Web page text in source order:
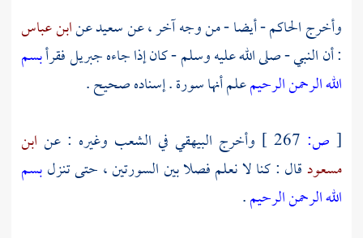
وأخرج الحاكم - أيضا - من وجه آخر ، عنسعيدعنابن عباس
: أن النبي - صلى الله عليه وسلم - كان إذا جاءهجبريلفقرأبسم
الله الرحمن الرحيمعلم أنها سورة . إسناده صحيح .
[ ص: وأخرج البيهقي في الشعب وغيره : عن ابن
مسعودقال : كنا لا نعلم فصلا بين السورتين ، حتى تنزلبسم
الله الرحمن الرحيم.